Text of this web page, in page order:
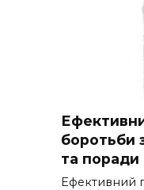
боротьби
та поради
Ефективний